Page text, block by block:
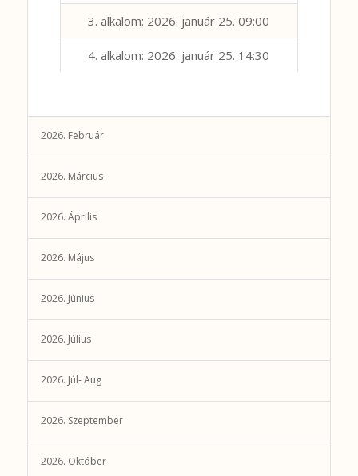
3. alkalom: 2026. január 25. 09:00
4. alkalom: 2026. január 25. 14:30
2026. Február
2026. Március
2026. Április
2026. Május
2026. Június
2026. Július
2026. Júl- Aug
2026. Szeptember
2026. Október